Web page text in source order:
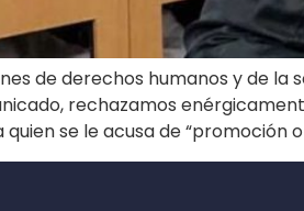
de derechos humanos y de
rechazamos
quien se le acusa de “promoción